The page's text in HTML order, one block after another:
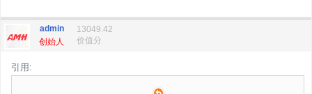
admin
创始人
13049.42
价值分
引用: